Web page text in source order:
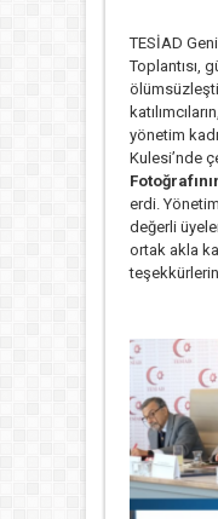
TESİAD
Toplantısı,
yönetim
Kulesi’nde
erdi.
değerli
ortak akla